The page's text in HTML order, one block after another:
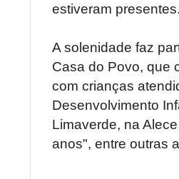
estiveram
A solenidade faz
Casa do Povo, que
com crianças
Desenvolvimento
Limaverde, na
anos", entre outras